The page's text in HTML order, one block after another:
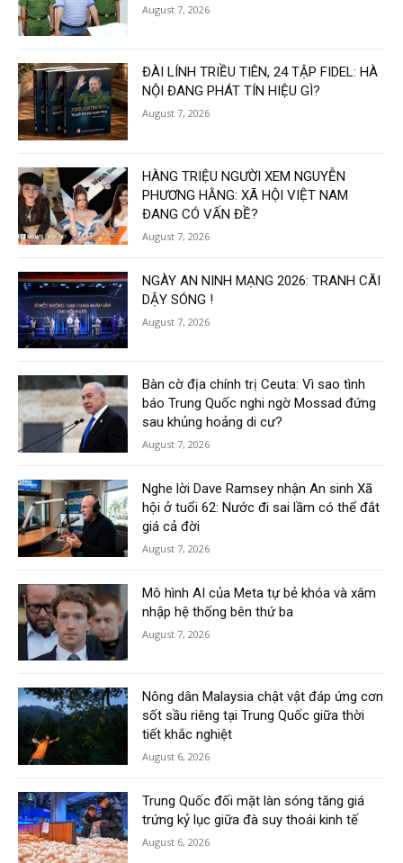
August 7, 2026
ĐÀI LÍNH TRIỀU TIÊN, 24 TẬP FIDEL: HÀ
NỘI ĐANG PHÁT TÍN HIỆU GÌ?
August 7, 2026
HÀNG TRIỆU NGƯỜI XEM NGUYỄN
PHƯƠNG HẰNG: XÃ HỘI VIỆT NAM
ĐANG CÓ VẤN ĐỀ?
August 7, 2026
NGÀY AN NINH MẠNG 2026: TRANH CÃI
DẬY SÓNG !
August 7, 2026
Bàn cờ địa chính trị Ceuta: Vì sao tình
báo Trung Quốc nghi ngờ Mossad đứng
sau khủng hoảng di cư?
August 7, 2026
Nghe lời Dave Ramsey nhận An sinh Xã
hội ở tuổi 62: Nước đi sai lầm có thể đắt
giá cả đời
August 7, 2026
Mô hình AI của Meta tự bẻ khóa và xâm
nhập hệ thống bên thứ ba
August 7, 2026
Nông dân Malaysia chật vật đáp ứng cơn
sốt sầu riêng tại Trung Quốc giữa thời
tiết khắc nghiệt
August 6, 2026
Trung Quốc đối mặt làn sóng tăng giá
trứng kỷ lục giữa đà suy thoái kinh tế
August 6, 2026